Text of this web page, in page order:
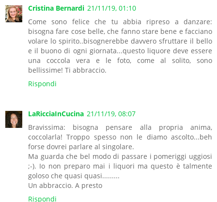
Cristina Bernardi 21/11/19, 01:10
Come sono felice che tu abbia ripreso a danzare:
bisogna fare cose belle, che fanno stare bene e facciano
volare lo spirito..bisognerebbe davvero sfruttare il bello
e il buono di ogni giornata...questo liquore deve essere
una coccola vera e le foto, come al solito, sono
bellissime! Ti abbraccio.
Rispondi
LaRicciaInCucina 21/11/19, 08:07
Bravissima: bisogna pensare alla propria anima,
coccolarla! Troppo spesso non le diamo ascolto...beh
forse dovrei parlare al singolare.
Ma guarda che bel modo di passare i pomeriggi uggiosi
;-). Io non preparo mai i liquori ma questo è talmente
goloso che quasi quasi.........
Un abbraccio. A presto
Rispondi